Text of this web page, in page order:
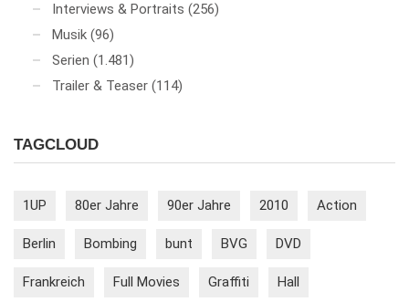
Interviews & Portraits (256)
Musik (96)
Serien (1.481)
Trailer & Teaser (114)
TAGCLOUD
1UP 80er Jahre 90er Jahre 2010 Action
Berlin Bombing bunt BVG DVD
Frankreich Full Movies Graffiti Hall